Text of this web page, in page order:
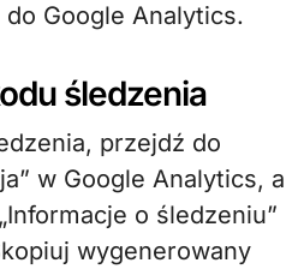
Google Analytics.
śledzenia
przejdź do
w Google Analytics, a
o śledzeniu”
wygenerowany